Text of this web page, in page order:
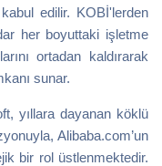
edilir. KOBİ'lerden
her boyuttaki işletme
ortadan kaldırarak
sunar.
yıllara dayanan köklü
Alibaba.com’un
bir rol üstlenmektedir.